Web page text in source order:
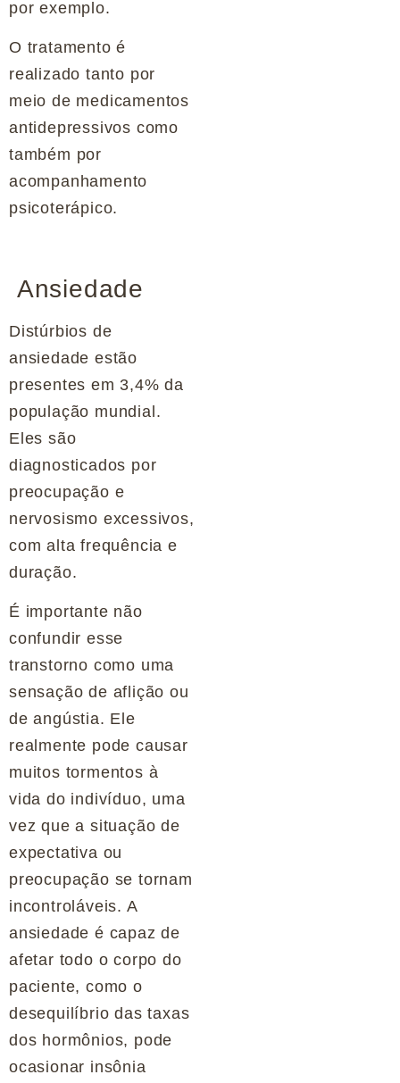
por exemplo.
O tratamento é
realizado tanto por
meio de medicamentos
antidepressivos como
também por
acompanhamento
psicoterápico.
Ansiedade
Distúrbios de
ansiedade estão
presentes em 3,4% da
população mundial.
Eles são
diagnosticados por
preocupação e
nervosismo excessivos,
com alta frequência e
duração.
É importante não
confundir esse
transtorno como uma
sensação de aflição ou
de angústia. Ele
realmente pode causar
muitos tormentos à
vida do indivíduo, uma
vez que a situação de
expectativa ou
preocupação se tornam
incontroláveis. A
ansiedade é capaz de
afetar todo o corpo do
paciente, como o
desequilíbrio das taxas
dos hormônios, pode
ocasionar insônia